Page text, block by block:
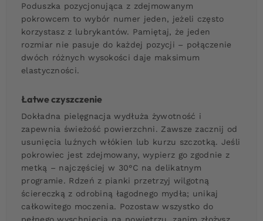
Poduszka pozycjonująca z zdejmowanym
pokrowcem to wybór numer jeden, jeżeli często
korzystasz z lubrykantów. Pamiętaj, że jeden
rozmiar nie pasuje do każdej pozycji – połączenie
dwóch różnych wysokości daje maksimum
elastyczności.
Łatwe czyszczenie
Dokładna pielęgnacja wydłuża żywotność i
zapewnia świeżość powierzchni. Zawsze zacznij od
usunięcia luźnych włókien lub kurzu szczotką. Jeśli
pokrowiec jest zdejmowany, wypierz go zgodnie z
metką – najczęściej w 30°C na delikatnym
programie. Rdzeń z pianki przetrzyj wilgotną
ściereczką z odrobiną łagodnego mydła; unikaj
całkowitego moczenia. Pozostaw wszystko do